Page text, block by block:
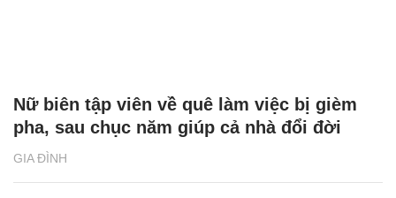
GIA ĐÌNH
Nữ biên tập viên về quê làm việc bị gièm
pha, sau chục năm giúp cả nhà đổi đời